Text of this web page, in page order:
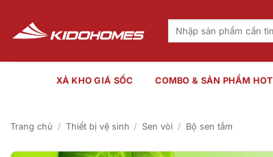
nội
dung
Tìm
XẢ KHO GIÁ SỐC COMBO & SẢN PHẨM HOT
Trang chủ / Thiết bị vệ sinh / Sen vòi / Bộ sen tắm